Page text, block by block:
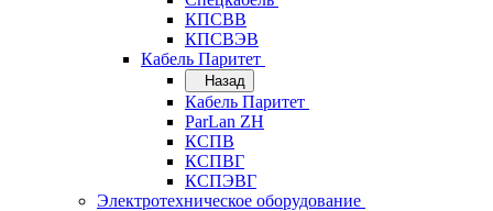
КПСВВ
КПСВЭВ
Кабель Паритет
Назад
Кабель Паритет
ParLan ZH
КСПВ
КСПВГ
КСПЭВГ
Электротехническое оборудование